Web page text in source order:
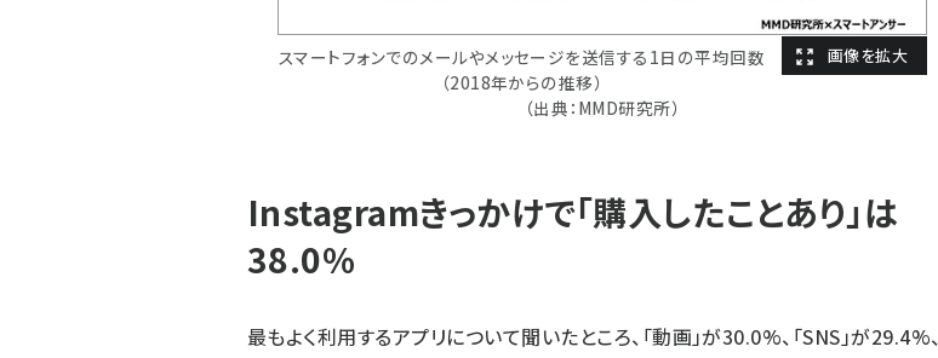
スマートフォンでのメールやメッセージを送信する1日の平均回数
（2018年からの推移）
（出典：MMD研究所）
Instagramきっかけで「購入したことあり」は
38.0%
最もよく利用するアプリについて聞いたところ、「動画」が30.0%、「SNS」が29.4%、